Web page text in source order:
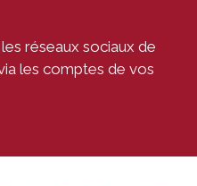
réseaux sociaux de
les comptes de vos